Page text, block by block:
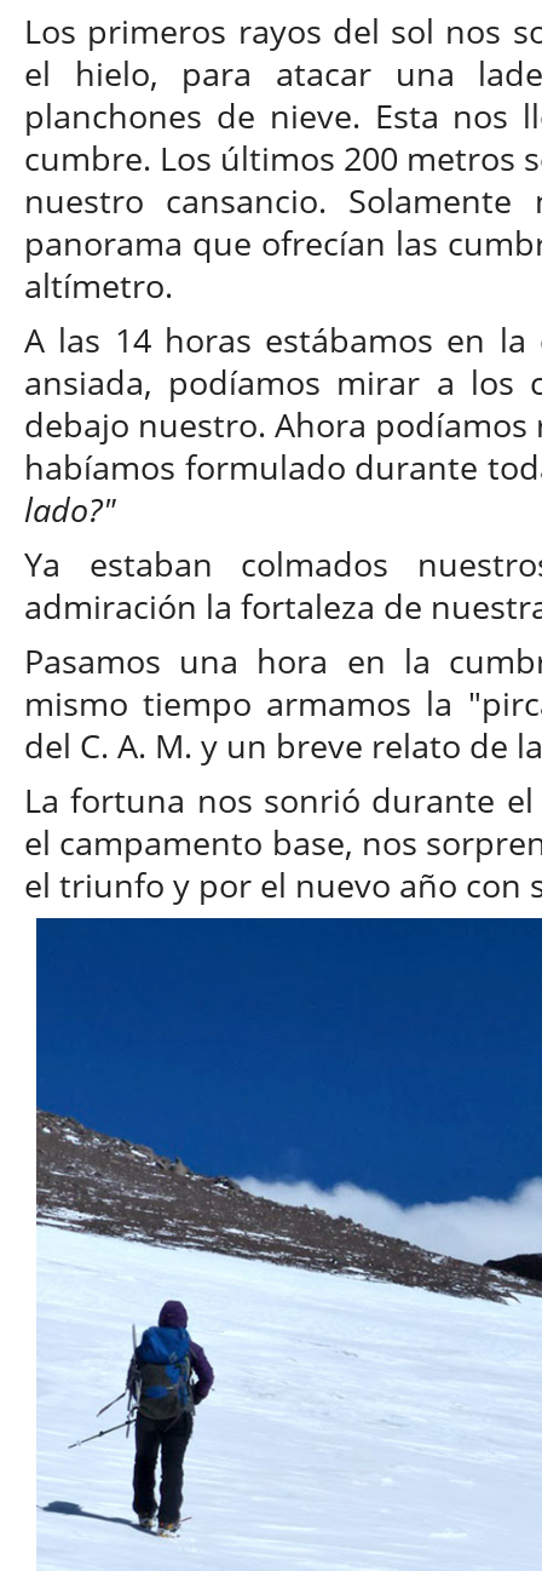
Los primeros rayos del sol nos
el hielo, para atacar una
planchones de nieve. Esta
cumbre. Los últimos 200 metros
nuestro cansancio.
panorama que ofrecían las
altímetro.
A las 14 horas estábamos en
ansiada, podíamos mirar a los
debajo nuestro. Ahora
habíamos formulado durante
lado?"
Ya estaban colmados
admiración la fortaleza de
Pasamos una hora en la
mismo tiempo armamos la
del C. A. M. y un breve relato de
La fortuna nos sonrió durante
el campamento base, nos
el triunfo y por el nuevo año con